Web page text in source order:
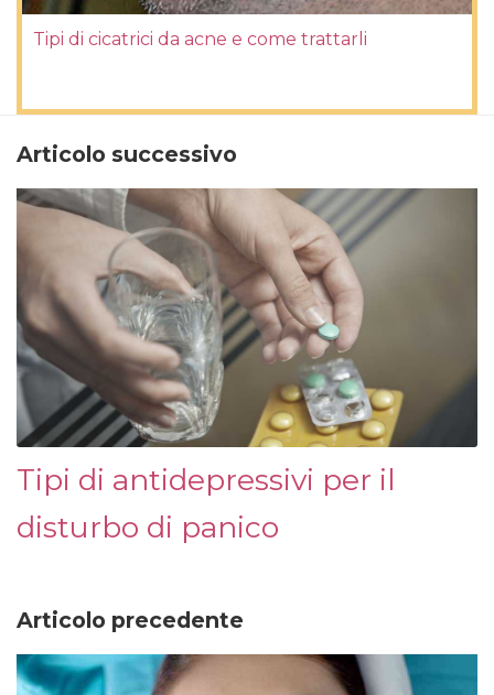
Tipi di cicatrici da acne e come trattarli
Articolo successivo
Tipi di antidepressivi per il
disturbo di panico
Articolo precedente